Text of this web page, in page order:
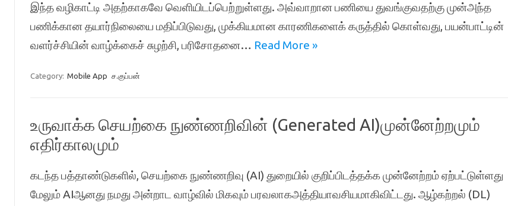
இந்த வழிகாட்டி அதற்காகவே வெளியிடப்பெற்றுள்ளது. அவ்வாறான பணியை துவங்குவதற்கு முன்அந்த
பணிக்கான தயார்நிலையை மதிப்பிடுவது, முக்கியமான காரணிகளைக் கருத்தில் கொள்வது, பயன்பாட்டின்
வளர்ச்சியின் வாழ்க்கைச் சுழற்சி, பரிசோதனை… Read More »
Category: Mobile App ச.குப்பன்
உருவாக்க செயற்கை நுண்ணறிவின் (Generated AI)முன்னேற்றமும்
எதிர்காலமும்
கடந்த பத்தாண்டுகளில், செயற்கை நுண்ணறிவு (AI) துறையில் குறிப்பிடத்தக்க முன்னேற்றம் ஏற்பட்டுள்ளது
மேலும் AIஆனது நமது அன்றாட வாழ்வில் மிகவும் பரவலாகஅத்தியாவசியமாகிவிட்டது. ஆழ்கற்றல் (DL)